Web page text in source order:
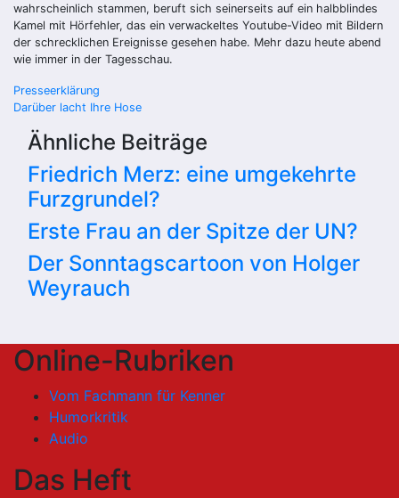
wahrscheinlich stammen, beruft sich seinerseits auf ein halbblindes
Kamel mit Hörfehler, das ein verwackeltes Youtube-Video mit Bildern
der schrecklichen Ereignisse gesehen habe. Mehr dazu heute abend
wie immer in der Tagesschau.
Beitragsnavigation
Presseerklärung
Darüber lacht Ihre Hose
Ähnliche Beiträge
Friedrich Merz: eine umgekehrte
Furzgrundel?
Erste Frau an der Spitze der UN?
Der Sonntagscartoon von Holger
Weyrauch
Online-Rubriken
Vom Fachmann für Kenner
Humorkritik
Audio
Das Heft